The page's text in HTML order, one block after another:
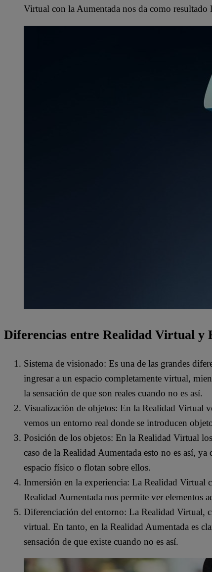
Virtual con la Aumentada nos da como
Diferencias entre Realidad Virtual y
Sistema de visionado: Es una de las grandes
ingresar a un espacio completamente virtual,
la sensación de que son reales cuando no es así.
Visualización de objetos: En la Realidad Virtual
vemos un entorno real donde se introducen
Posición de los objetos: En la Realidad Virtual
caso de la Realidad Aumentada esto no es así,
espacio físico o flotan sobre ellos.
Inmersión en la experiencia: La Realidad Virtual
Realidad Aumentada nos permite ver elementos
Diferenciación del entorno: La Realidad Virtual,
virtual. En tanto, en la Realidad Aumentada es
sensación de que existe cuando no es así.